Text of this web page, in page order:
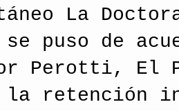
La
se puso de
Perotti, El
la retención